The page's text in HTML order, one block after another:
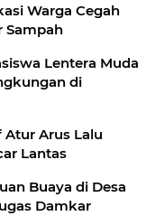
Warga Cegah
Sampah
Lentera Muda
di
Arus Lalu
Lantas
Buaya di Desa
Damkar